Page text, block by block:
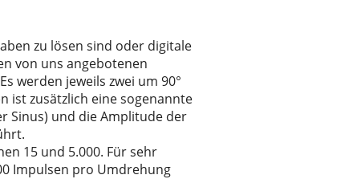
zu lösen sind oder digitale
von uns angebotenen
werden jeweils zwei um 90°
ist zusätzlich eine sogenannte
Sinus) und die Amplitude der
15 und 5.000. Für sehr
Impulsen pro Umdrehung